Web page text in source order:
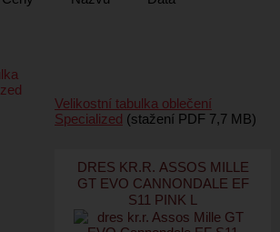
Velikostní tabulka oblečení
Specialized (stažení PDF 7,7 MB)
DRES KR.R. ASSOS MILLE
GT EVO CANNONDALE EF
S11 PINK L